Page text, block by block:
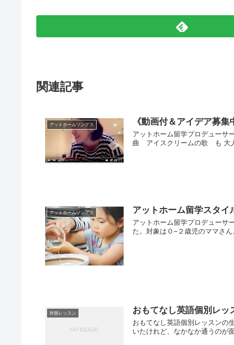
関連記事
アットホームソングス 《動画付＆アイデア募
アットホーム留学プロデューサ
曲 アイスクリームの歌 も 大人
アットホームソングス アットホーム留学スタイ
アットホーム留学プロデューサ
た。対象は０−２歳児のママさ
対面レッスン おもてなし英語個別レッ
おもてなし英語個別レッスン
いたけれど、なかなか通うのが